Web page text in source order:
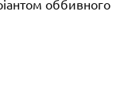
оббивного